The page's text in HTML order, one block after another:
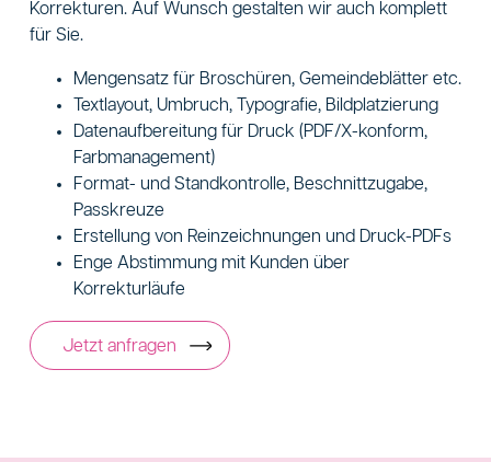
Korrekturen. Auf Wunsch gestalten wir auch komplett
für Sie.
Mengensatz für Broschüren, Gemeindeblätter etc.
Textlayout, Umbruch, Typografie, Bildplatzierung
Datenaufbereitung für Druck (PDF/X-konform,
Farbmanagement)
Format- und Standkontrolle, Beschnittzugabe,
Passkreuze
Erstellung von Reinzeichnungen und Druck-PDFs
Enge Abstimmung mit Kunden über
Korrekturläufe
Jetzt anfragen